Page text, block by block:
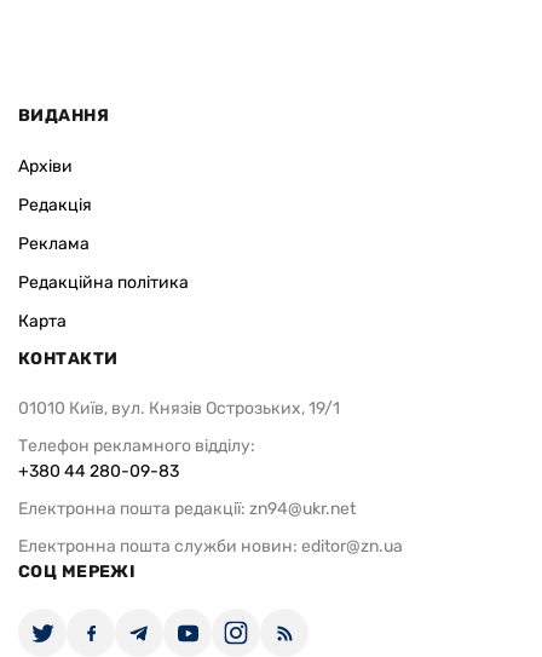
ВИДАННЯ
Архіви
Редакція
Реклама
Редакційна політика
Карта
КОНТАКТИ
01010 Київ, вул. Князів Острозьких, 19/1
Телефон рекламного відділу:
+380 44 280-09-83
Електронна пошта редакції: zn94@ukr.net
Електронна пошта служби новин: editor@zn.ua
СОЦ МЕРЕЖІ